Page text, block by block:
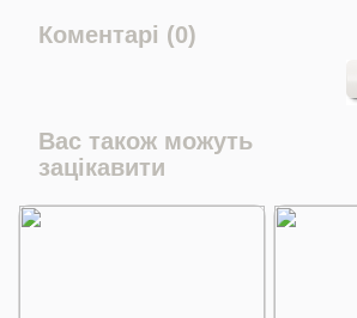
Коментарі (0)
Вас також можуть
зацікавити